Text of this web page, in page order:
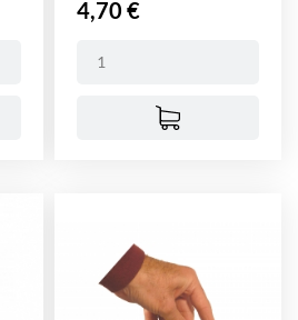
Prix
4,70 €